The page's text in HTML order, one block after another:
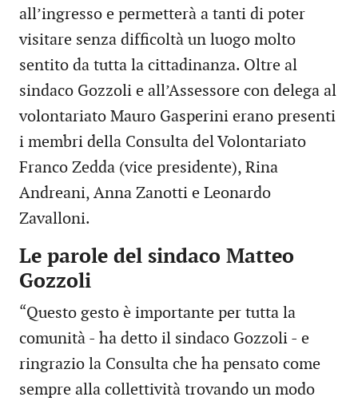
all’ingresso e permetterà a tanti di poter
visitare senza difficoltà un luogo molto
sentito da tutta la cittadinanza. Oltre al
sindaco Gozzoli e all’Assessore con delega al
volontariato Mauro Gasperini erano presenti
i membri della Consulta del Volontariato
Franco Zedda (vice presidente), Rina
Andreani, Anna Zanotti e Leonardo
Zavalloni.
Le parole del sindaco Matteo
Gozzoli
“Questo gesto è importante per tutta la
comunità - ha detto il sindaco Gozzoli - e
ringrazio la Consulta che ha pensato come
sempre alla collettività trovando un modo